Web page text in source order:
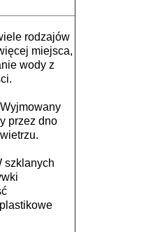
rodzajów
miejsca,
wody z
przez dno
szklanych